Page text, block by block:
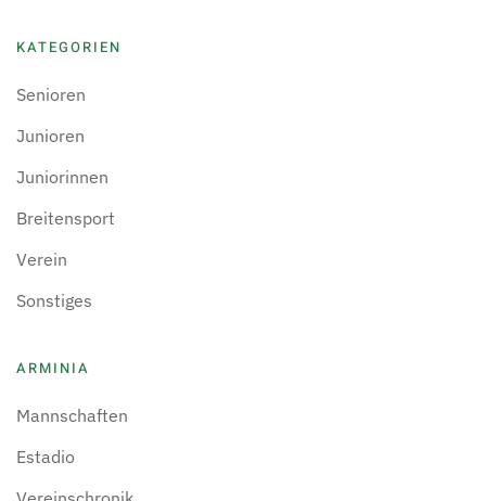
KATEGORIEN
Senioren
Junioren
Juniorinnen
Breitensport
Verein
Sonstiges
ARMINIA
Mannschaften
Estadio